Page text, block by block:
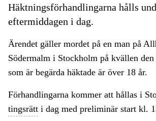
Häktningsförhandlingarna hålls
eftermiddagen i dag.
Ärendet gäller mordet på en man på
Södermalm i Stockholm på kvällen
som är begärda häktade är över 18 år.
Förhandlingarna kommer att hållas i
tingsrätt i dag med preliminär start kl.